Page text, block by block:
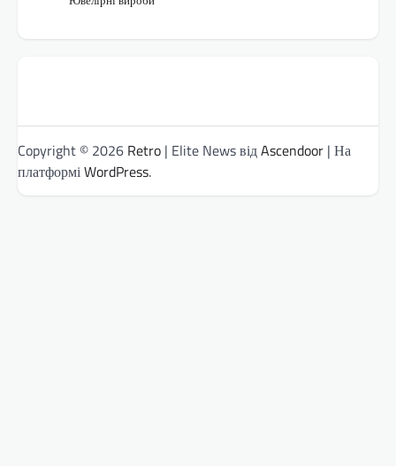
Copyright © 2026 Retro | Elite News відAscendoor | На
платформіWordPress.